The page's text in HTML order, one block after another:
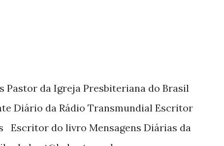
Pastor da Igreja Presbiteriana do Brasil
Diário da Rádio Transmundial Escritor
Escritor do livro Mensagens Diárias da